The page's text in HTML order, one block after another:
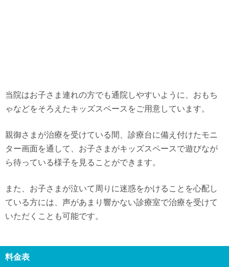
当院はお子さま連れの方でも通院しやすいように、おもち
ゃなどをそろえたキッズスペースをご用意しています。
親御さまが治療を受けている間、診療台に備え付けたモニ
ター画面を通して、お子さまがキッズスペースで遊びなが
ら待っている様子を見ることができます。
また、お子さまが泣いて周りに迷惑をかけることを心配し
ている方には、声があまり響かない診療室で治療を受けて
いただくことも可能です。
料金表